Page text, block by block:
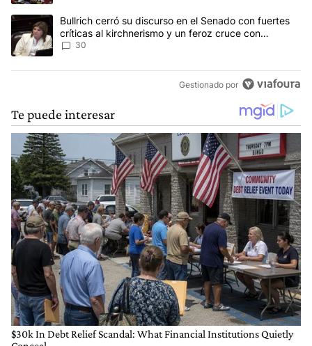
Un artículo de tendencia con el título "Bullrich cerró su discurso
Bullrich cerró su discurso en el Senado con fuertes
críticas al kirchnerismo y un feroz cruce con
Capitanich al que le gritó “¡cállate!”
30
Gestionado por